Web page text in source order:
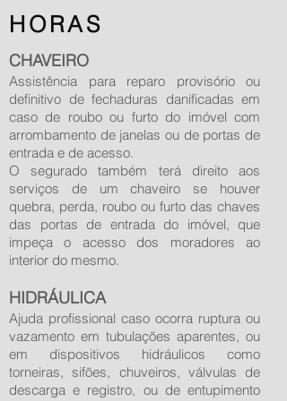
HORAS
CHAVEIRO
Assistência para reparo provisório ou
definitivo de fechaduras danificadas em
caso de roubo ou furto do imóvel com
arrombamento de janelas ou de portas de
entrada e de acesso.
O segurado também terá direito aos
serviços de um chaveiro se houver
quebra, perda, roubo ou furto das chaves
das portas de entrada do imóvel, que
impeça o acesso dos moradores ao
interior do mesmo.
HIDRÁULICA
Ajuda profissional caso ocorra ruptura ou
vazamento em tubulações aparentes, ou
em dispositivos hidráulicos como
torneiras, sifões, chuveiros, válvulas de
descarga e registro, ou de entupimento